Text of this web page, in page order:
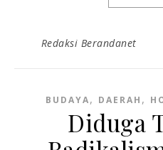
Redaksi Berandanet
BUDAYA, DAERAH ,
Diduga